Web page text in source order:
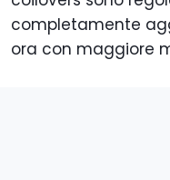
completamente
ora con maggiore